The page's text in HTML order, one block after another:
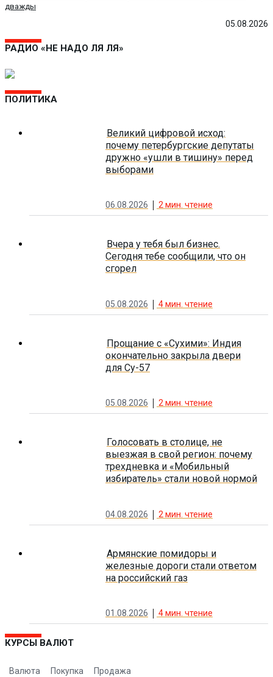
05.08.2026
дважды
РАДИО «НЕ НАДО ЛЯ ЛЯ»
ПОЛИТИКА
Великий цифровой исход:
почему петербургские депутаты
дружно «ушли в тишину» перед
выборами
06.08.2026 2 мин. чтение
Вчера у тебя был бизнес.
Сегодня тебе сообщили, что он
сгорел
05.08.2026 4мин. чтение
Прощание с «Сухими»: Индия
окончательно закрыла двери
для Су-57
05.08.2026 2 мин. чтение
Голосовать в столице, не
выезжая в свой регион: почему
трехдневка и «Мобильный
избиратель» стали новой нормой
04.08.2026 2 мин. чтение
Армянские помидоры и
железные дороги стали ответом
на российский газ
01.08.2026 4мин. чтение
КУРСЫ ВАЛЮТ
Валюта Покупка Продажа